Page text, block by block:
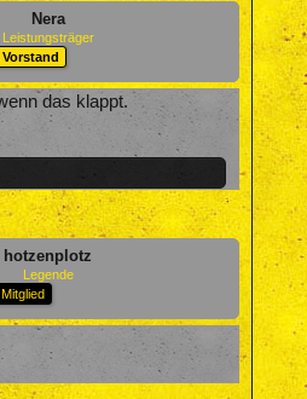
Nera
Leistungsträger
das klappt.
hotzenplotz
Legende